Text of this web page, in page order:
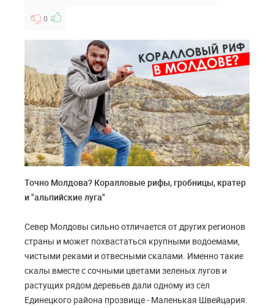
0
Точно Молдова? Коралловые рифы, гробницы, кратер
и "альпийские луга"
Север Молдовы сильно отличается от других регионов
страны и может похвастаться крупными водоемами,
чистыми реками и отвесными скалами. Именно такие
скалы вместе с сочными цветами зеленых лугов и
растущих рядом деревьев дали одному из сел
Единецкого района прозвище - Маленькая Швейцария.